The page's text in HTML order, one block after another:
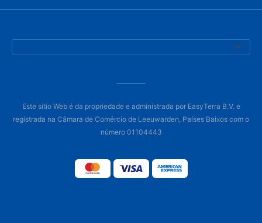
Este sítio Web é da propriedade e administrada por EasyTerra B.V. e
registrada na Câmara de Comércio de Leeuwarden, Países Baixos com o
número 01104443